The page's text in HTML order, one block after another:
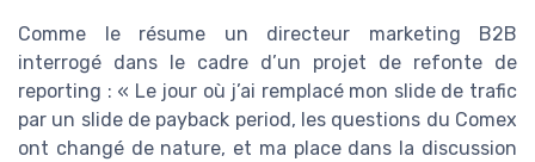
Comme le résume un directeur marketing B2B
interrogé dans le cadre d’un projet de refonte de
reporting : « Le jour où j’ai remplacé mon slide de trafic
par un slide de payback period, les questions du Comex
ont changé de nature, et ma place dans la discussion